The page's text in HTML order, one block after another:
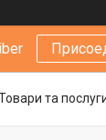
та